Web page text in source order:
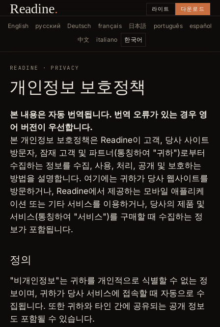
Readine. 라이트 다운로드
English русский Deutsch français 日本語 português
español
中文
italiano 한국어
READINE · PRIVACY
개인정보 보호정책
본 내용은 자동 번역됩니다. 번역 오류가 있는 경우 영
어 버전이 우선합니다.
본 개인정보 보호정책은 Readine이 고객, 당사 사이트
방문자, 잠재 고객 및 파트너(통칭하여 "귀하")로부터
수집하는 정보를 수집, 사용, 처리, 공개 및 보호하는
방법을 설명합니다. 여기에는 귀하가 당사 웹사이트를
방문하거나, Readine에서 제공하는 모바일 애플리케
이션 또는 기타 서비스를 이용하거나, 당사의 제품 및
서비스(통칭하여 "서비스")를 구매할 때 수집하는 정
보가 포함됩니다.
정의
"비개인정보"는 귀하를 개인적으로 식별할 수 없는 정
보이며, 귀하가 당사 서비스에 접속할 때 자동으로 수
집됩니다. 또한 귀하와 타인 간에 공유되는 공개 정보
도 포함될 수 있습니다.